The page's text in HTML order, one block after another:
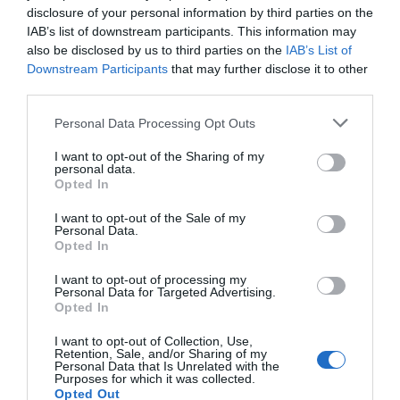
disclosure of your personal information by third parties on the
IAB’s list of downstream participants. This information may
also be disclosed by us to third parties on the IAB’s List of
Downstream Participants that may further disclose it to other
Personal Data Processing Opt Outs
I want to opt-out of the Sharing of my
personal data.
Opted In
I want to opt-out of the Sale of my
Personal Data.
Opted In
I want to opt-out of processing my
Personal Data for Targeted Advertising.
Opted In
I want to opt-out of Collection, Use,
Retention, Sale, and/or Sharing of my
Personal Data that Is Unrelated with the
Purposes for which it was collected.
Opted Out
gestores, técnicos y profesionales del sector la
oportunidad de conocer de primera mano estrategias